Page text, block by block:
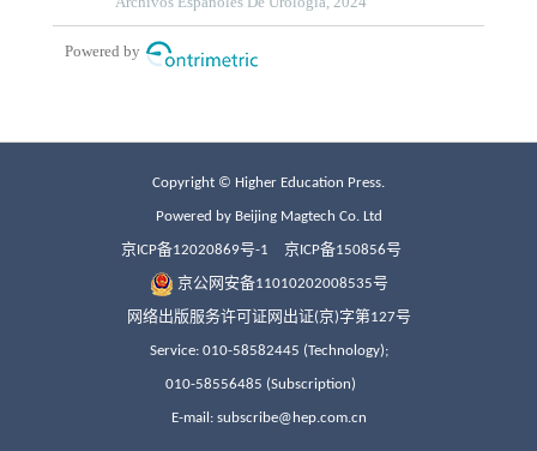
Copyright © Higher Education Press.
Powered by Beijing Magtech Co. Ltd
京ICP备12020869号-1 京ICP备150856号
京公网安备11010202008535号
网络出版服务许可证网出证(京)字第127号
Service: 010-58582445 (Technology);
010-58556485 (Subscription)
E-mail: subscribe@hep.com.cn